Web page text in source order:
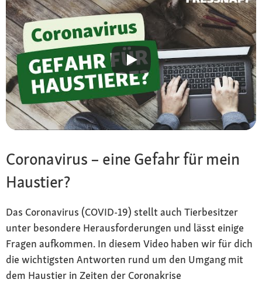
Coronavirus – eine Gefahr für mein
Haustier?
Das Coronavirus (COVID-19) stellt auch Tierbesitzer
unter besondere Herausforderungen und lässt einige
Fragen aufkommen. In diesem Video haben wir für dich
die wichtigsten Antworten rund um den Umgang mit
dem Haustier in Zeiten der Coronakrise